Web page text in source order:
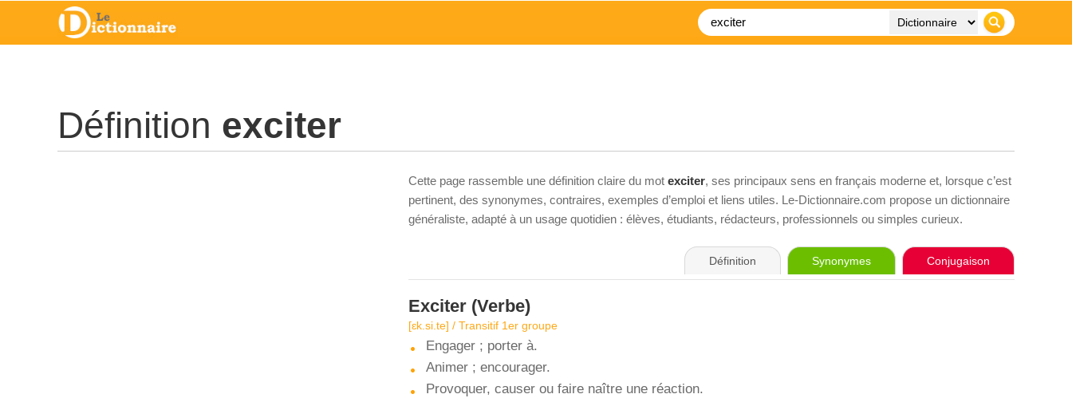
Définition exciter
Cette page rassemble une définition claire du mot exciter, ses principaux sens en français moderne et, lorsque c’est
pertinent, des synonymes, contraires, exemples d’emploi et liens utiles. Le-Dictionnaire.com propose un dictionnaire
généraliste, adapté à un usage quotidien : élèves, étudiants, rédacteurs, professionnels ou simples curieux.
Définition Synonymes Conjugaison
Exciter (Verbe)
[ɛk.si.te] / Transitif 1er groupe
Engager ; porter à.
Animer ; encourager.
Provoquer, causer ou faire naître une réaction.